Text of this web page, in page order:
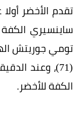
تومي جوريتش
الكفة للأخضر.